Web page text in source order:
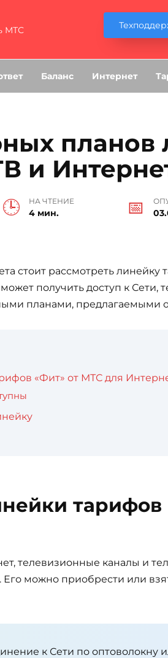
МТС
Баланс Интернет
планов
и
НА ЧТЕНИЕ
4 мин.
стоит рассмотреть
получить доступ к
планами, предлагаемыми
«Фит» от МТС для
телевизионные каналы и
можно приобрести или
к Сети по оптоволокну